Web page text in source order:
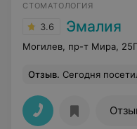
СТОМАТОЛОГИЯ
3.6 Эмалия
Могилев, пр-т Мира, 25Г
Отзыв. Сегодня посетила стоматологическую клинику "Эмалия".